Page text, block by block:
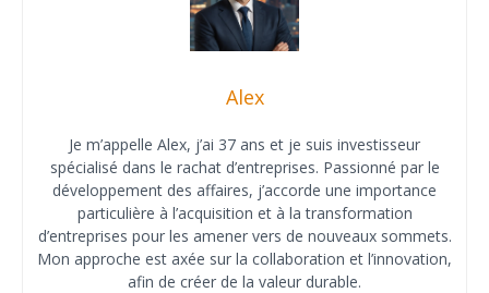
Alex
Je m’appelle Alex, j’ai 37 ans et je suis investisseur
spécialisé dans le rachat d’entreprises. Passionné par le
développement des affaires, j’accorde une importance
particulière à l’acquisition et à la transformation
d’entreprises pour les amener vers de nouveaux sommets.
Mon approche est axée sur la collaboration et l’innovation,
afin de créer de la valeur durable.